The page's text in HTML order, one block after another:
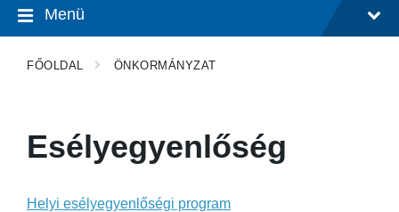
Menü
FŐOLDAL ÖNKORMÁNYZAT
Esélyegyenlőség
Helyi esélyegyenlőségi program